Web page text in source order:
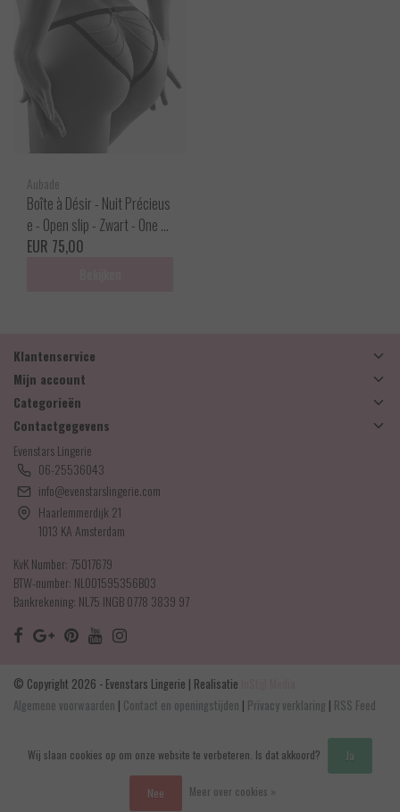
Aubade
Boîte à Désir - Nuit Précieus
e - Open slip - Zwart - One si
ze
EUR 75,00
Klantenservice
Mijn account
Categorieën
Contactgegevens
Evenstars Lingerie
06-25536043
info@evenstarslingerie.com
Haarlemmerdijk 21
1013 KA Amsterdam
KvK Number: 75017679
BTW-number: NL001595356B03
Bankrekening: NL75 INGB 0778 3839 97
© Copyright 2026 - Evenstars Lingerie | Realisatie
Algemene voorwaarden | Contact en openingstijden | Privacy verklaring | RSS Feed
Wij slaan cookies op om onze website te verbeteren. Is dat akkoord? Ja
Nee Meer over cookies »